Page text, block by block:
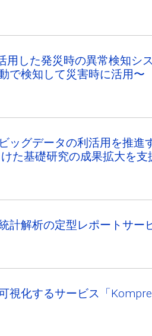
用した発災時の異常検知シ
で検知して災害時に活用〜
ッグデータの利活用を推進
た基礎研究の成果拡大を支
計解析の定型レポートサー
視化するサービス「